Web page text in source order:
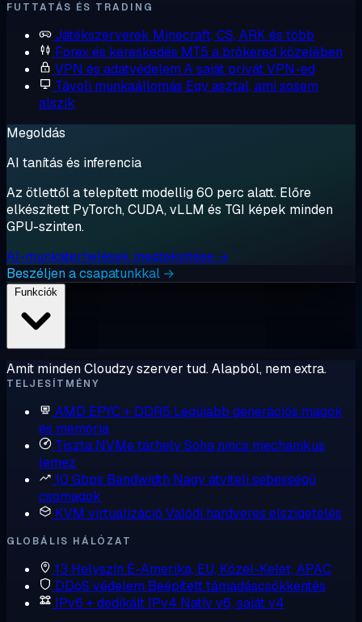
FUTTATÁS ÉS TRADING
Játékszerverek Minecraft, CS, ARK és több
Forex és kereskedés MT5 a brókered közelében
VPN és adatvédelem A saját privát VPN-ed
Távoli munkaállomás Egy asztal, ami sosem
alszik
Megoldás
AI tanítás és inferencia
Az ötlettől a telepített modellig 60 perc alatt. Előre
elkészített PyTorch, CUDA, vLLM és TGI képek minden
GPU-szinten.
AI-munkaterhelések megtekintése →
Beszéljen a csapatunkkal →
Amit minden Cloudzy szerver tud. Alapból, nem extra.
TELJESÍTMÉNY
AMD EPYC + DDR5 Legújabb generációs magok
és memória
Tiszta NVMe tárhelySoha nincs mechanikus
lemez
10 Gbps Bandwidth Nagy átviteli sebességű
csomagok
KVM virtualizáció Valódi hardveres elszigetelés
GLOBÁLIS HÁLÓZAT
13 Helyszín É-Amerika, EU, Közel-Kelet, APAC
DDoS védelem Beépített támadáscsökkentés
IPv6 + dedikált IPv4 Natív v6, saját v4